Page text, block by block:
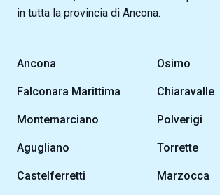
in tutta la provincia di Ancona.
Ancona Osimo
Falconara Marittima Chiaravalle
Montemarciano Polverigi
Agugliano Torrette
Castelferretti Marzocca